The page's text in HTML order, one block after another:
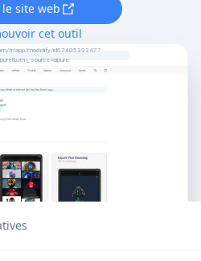
site web
cet outil
tr/app/modelify/id6740539347?